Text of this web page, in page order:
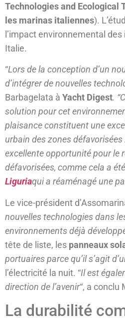
Technologies and Ecological
les marinas italiennes).
l’impact environnemental
Italie.
“Lors de la conception d’un
d’intégrer de nouvelles
Barbagelata à Yacht Digest.
solution pour cet
plaisance constituent une
urbain des zones
excellente opportunité pour le
défavorisées, comme cela a
Liguriaqui a réaménagé une
Le vice-président
nouvelles technologies dans
environnements déjà
tête de liste, les panneaux
portuaires parce qu’il s’agit
l’électricité la nuit. “Il est
direction de l’avenir“, a conclu
La durabilité